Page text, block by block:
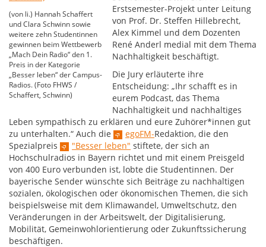
(von li.) Hannah Schaffert
und Clara Schwinn sowie
weitere zehn Studentinnen
gewinnen beim Wettbewerb
„Mach Dein Radio“ den 1.
Preis in der Kategorie
„Besser leben“ der Campus-
Radios. (Foto FHWS /
Schaffert, Schwinn)
Erstsemester-Projekt unter Leitung
von Prof. Dr. Steffen Hillebrecht,
Alex Kimmel und dem Dozenten
René Anderl medial mit dem Thema
Nachhaltigkeit beschäftigt.
Die Jury erläuterte ihre
Entscheidung: „Ihr schafft es in
eurem Podcast, das Thema
Nachhaltigkeit und nachhaltiges
Leben sympathisch zu erklären und eure Zuhörer*innen gut
zu unterhalten.“ Auch die
egoFM-Redaktion, die den
Spezialpreis
"Besser leben" stiftete, der sich an
Hochschulradios in Bayern richtet und mit einem Preisgeld
von 400 Euro verbunden ist, lobte die Studentinnen. Der
bayerische Sender wünschte sich Beiträge zu nachhaltigen
sozialen, ökologischen oder ökonomischen Themen, die sich
beispielsweise mit dem Klimawandel, Umweltschutz, den
Veränderungen in der Arbeitswelt, der Digitalisierung,
Mobilität, Gemeinwohlorientierung oder Zukunftssicherung
beschäftigen.